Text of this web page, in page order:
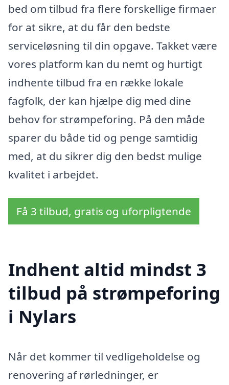
bed om tilbud fra flere forskellige firmaer
for at sikre, at du får den bedste
serviceløsning til din opgave. Takket være
vores platform kan du nemt og hurtigt
indhente tilbud fra en række lokale
fagfolk, der kan hjælpe dig med dine
behov for strømpeforing. På den måde
sparer du både tid og penge samtidig
med, at du sikrer dig den bedst mulige
kvalitet i arbejdet.
Få 3 tilbud, gratis og uforpligtende
Indhent altid mindst 3
tilbud på strømpeforing
i Nylars
Når det kommer til vedligeholdelse og
renovering af rørledninger, er